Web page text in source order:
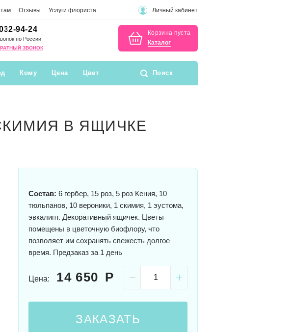
Отзывы Услуги флориста Личный кабинет
94-24
по России
ЗВОНОК
Корзина пуста
Каталог
Кому Цена Цвет Поиск
В ЯЩИЧКЕ
Состав: 6 гербер, 15 роз, 5 роз Кения, 10
тюльпанов, 10 вероники, 1 скимия, 1 эустома,
эвкалипт. Декоративный ящичек. Цветы
помещены в цветочную биофлору, что
позволяет им сохранять свежесть долгое
время. Предзаказ за 1 день
Цена: 14 650
ЗАКАЗАТЬ